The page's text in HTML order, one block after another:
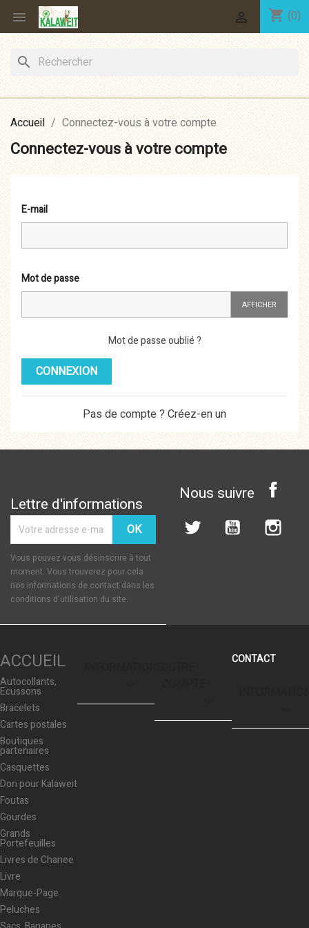
 shopping_cart (0)

search
Accueil Connectez-vous à votre compte
Connectez-vous à votre compte
E-mail
Mot de passe
AFFICHER
Mot de passe oublié ?
CONNEXION
Pas de compte ? Créez-en un
Twitter YouTube
Vous pouvez vous désinscrire à tout
moment. Vous trouverez pour cela
nos informations de contact dans les
conditions d'utilisation du site.
ACCUEIL
Autocollants,
Ecussons
Bracelets
Cartes postales
Boutiques
partenaires
Casquettes
Don pour Kalaweit
Foutas
Gourdes
Grands
Portefeuilles
Livres de Chanee
Livre
Marque-Page
Peluches